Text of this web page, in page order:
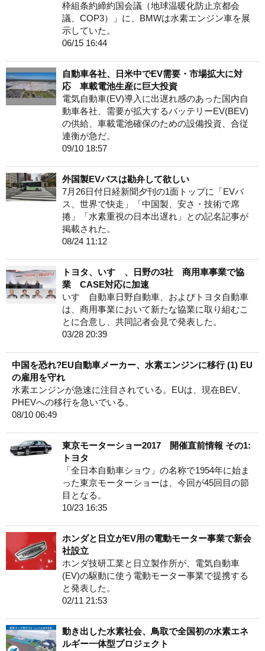
枠組条約締約国会議（地球温暖化防止京都会
議、COP3）」に、BMWは水素エンジン車を展
示していた。
06/15 16:44
自動車各社、日米中でEV需要・市場拡大に対
応 車載電池生産に巨大投資
電気自動車(EV)導入に出遅れ感のあった国内自
動車各社、需要が拡大するバッテリーEV(BEV)
の供給、車載電池確保のための設備投資、合従
連衡が急だ。
09/10 18:57
外国製EVバスは勘弁して欲しい
7月26日付日経新聞夕刊の1面トップに「EVバ
ス、世界で快走」「中国製、安さ・技術で席
捲」「水素重視の日本出遅れ」との記名記事が
掲載された。
08/24 11:12
トヨタ、いすゞ、日野の3社 商用車事業で協
業 CASE対応に加速
いすゞ自動車日野自動車、およびトヨタ自動車
は、商用事業において新たな協業に取り組むこ
とに合意し、共同記者会見で発表した。
03/28 20:39
中国を恐れ?EU自動車メーカー、水素エンジンに移行 (1) EU
の雇用を守れ
水素エンジンが急速に注目されている。EUは、現在BEV、
PHEVへの移行を急いでいる。
08/10 06:49
東京モーターショー2017 開催直前情報 その1:
トヨタ
「全日本自動車ショウ」の名称で1954年に始ま
った東京モーターショーは、今回が45回目の節
目となる。
10/23 16:35
ホンダと日立がEV用の電動モーター事業で新会
社設立
ホンダ技研工業と日立製作所が、電気自動車
(EV)の駆動に使う電動モーター事業で提携する
と発表した。
02/11 21:53
動き出した水素社会、鳥取で全国初の水素エネ
ルギー一体型プロジェクト